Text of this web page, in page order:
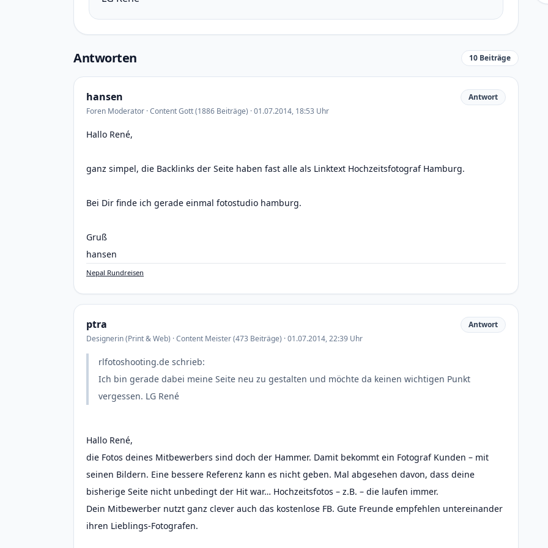
Antworten 10 Beiträge
hansen
Foren Moderator · Content Gott (1886 Beiträge) · 01.07.2014, 18:53 Uhr
Antwort
Hallo René,
ganz simpel, die Backlinks der Seite haben fast alle als Linktext Hochzeitsfotograf Hamburg.
Bei Dir finde ich gerade einmal fotostudio hamburg.
Gruß
hansen
Nepal Rundreisen
ptra
Designerin (Print & Web) · Content Meister (473 Beiträge) · 01.07.2014, 22:39 Uhr
Antwort
rlfotoshooting.de schrieb:
Ich bin gerade dabei meine Seite neu zu gestalten und möchte da keinen wichtigen Punkt
vergessen. LG René
Hallo René,
die Fotos deines Mitbewerbers sind doch der Hammer. Damit bekommt ein Fotograf Kunden – mit
seinen Bildern. Eine bessere Referenz kann es nicht geben. Mal abgesehen davon, dass deine
bisherige Seite nicht unbedingt der Hit war… Hochzeitsfotos – z.B. – die laufen immer.
Dein Mitbewerber nutzt ganz clever auch das kostenlose FB. Gute Freunde empfehlen untereinander
ihren Lieblings-Fotografen.